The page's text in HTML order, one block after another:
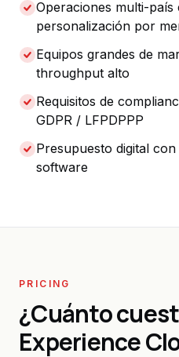
Operaciones multi-país
personalización por
Equipos grandes de
throughput alto
Requisitos de
GDPR / LFPDPPP
Presupuesto digital
software
PRICING
¿Cuánto
Experience